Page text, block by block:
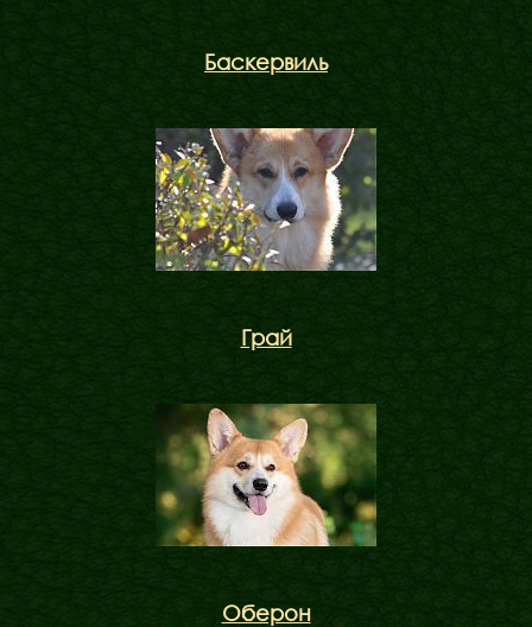
Баскервиль
Грай
Оберон